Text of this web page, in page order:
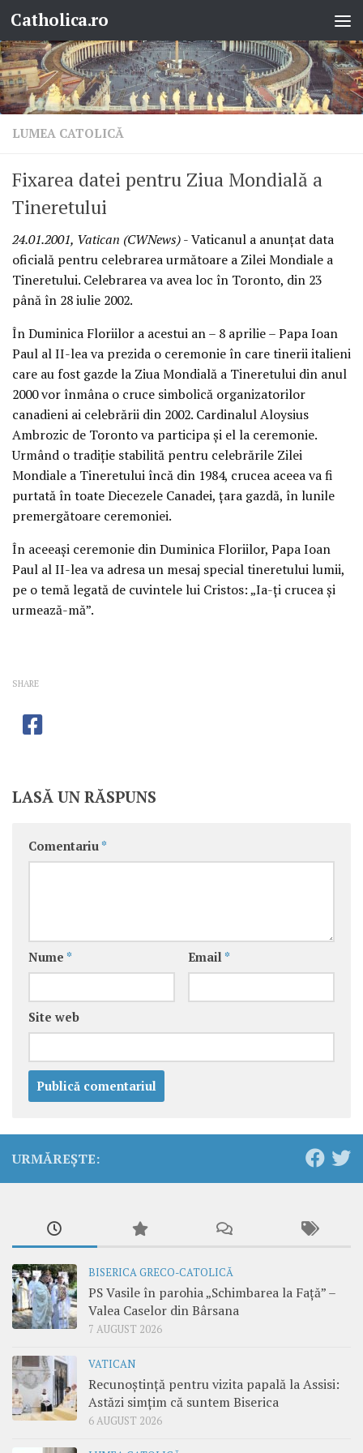
Skip to content
Catholica.ro
LUMEA CATOLICĂ
Fixarea datei pentru Ziua Mondială a
Tineretului
24.01.2001, Vatican (CWNews)- Vaticanul a anunţat data
oficială pentru celebrarea următoare a Zilei Mondiale a
Tineretului. Celebrarea va avea loc în Toronto, din 23
până în 28 iulie 2002.
În Duminica Floriilor a acestui an – 8 aprilie – Papa Ioan
Paul al II-lea va prezida o ceremonie în care tinerii italieni
care au fost gazde la Ziua Mondială a Tineretului din anul
2000 vor înmâna o cruce simbolică organizatorilor
canadieni ai celebrării din 2002. Cardinalul Aloysius
Ambrozic de Toronto va participa şi el la ceremonie.
Urmând o tradiţie stabilită pentru celebrările Zilei
Mondiale a Tineretului încă din 1984, crucea aceea va fi
purtată în toate Diecezele Canadei, ţara gazdă, în lunile
premergătoare ceremoniei.
În aceeaşi ceremonie din Duminica Floriilor, Papa Ioan
Paul al II-lea va adresa un mesaj special tineretului lumii,
pe o temă legată de cuvintele lui Cristos: „Ia-ţi crucea şi
urmează-mă”.
SHARE
LASĂ UN RĂSPUNS
Comentariu *
Nume * Email *
Site web
URMĂREȘTE:
BISERICA GRECO-CATOLICĂ
PS Vasile în parohia „Schimbarea la Față” –
Valea Caselor din Bârsana
7 AUGUST 2026
VATICAN
Recunoștință pentru vizita papală la Assisi:
Astăzi simțim că suntem Biserica
6 AUGUST 2026